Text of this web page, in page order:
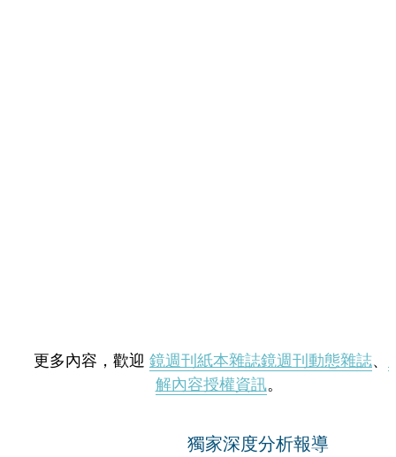
更多內容，歡迎 鏡週刊紙本雜誌鏡週刊動態雜誌、
解內容授權資訊。
獨家深度分析報導